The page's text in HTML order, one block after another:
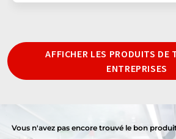
AFFICHER LES PRODUITS DE
ENTREPRISES
Vous n'avez pas encore trouvé le bon